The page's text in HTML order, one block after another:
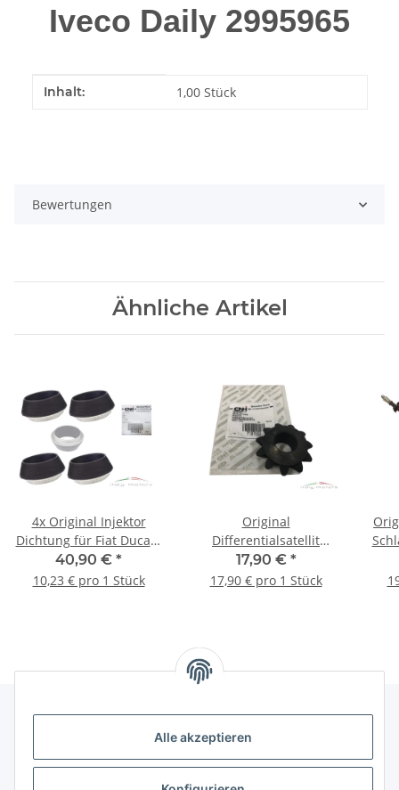
Alle akzeptieren
Iveco Daily 2995965
Produkteigenschaft
Wert
Inhalt: 1,00 Stück
Bewertungen
Ähnliche Artikel
4x Original Injektor
Dichtung für Fiat Ducato
Iveco Daily 504239811
504032163
40,90 € *
10,23 € pro 1 Stück
Original
Differentialsatellit
Satelitenrad Rad
Kegelrad für Iveco Daily
17,90 € *
17,90 € pro 1 Stück